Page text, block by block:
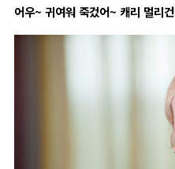
어우~ 귀여워 죽겄어~ 캐리 멀리건